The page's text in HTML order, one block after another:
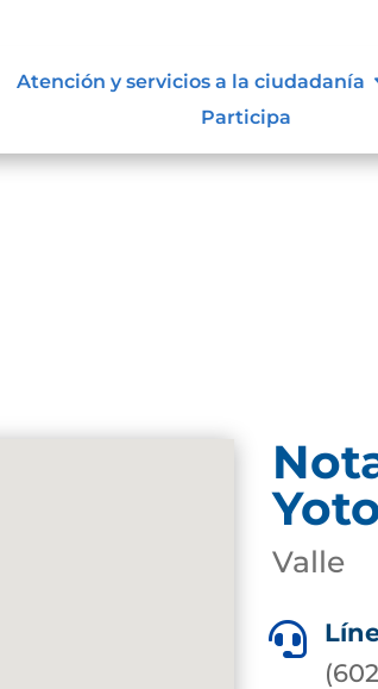
Atención y servicios a la ciudadanía
Participa
manuales
Valle
